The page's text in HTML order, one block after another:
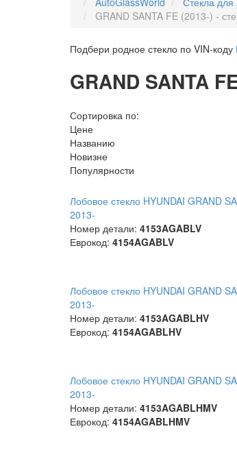
GRAND SANTA FE (2013-) -
Подбери родное стекло по VIN-коду
GRAND SANTA
Сортировка по:
Цене
Названию
Новизне
Популярности
Лобовое стекло HYUNDAI GRAND
2013-
Номер детали: 4153AGABLV
Еврокод: 4154AGABLV
Лобовое стекло HYUNDAI GRAND
2013-
Номер детали: 4153AGABLHV
Еврокод: 4154AGABLHV
Лобовое стекло HYUNDAI GRAND
2013-
Номер детали: 4153AGABLHMV
Еврокод: 4154AGABLHMV